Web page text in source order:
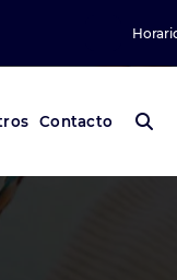
Contacto